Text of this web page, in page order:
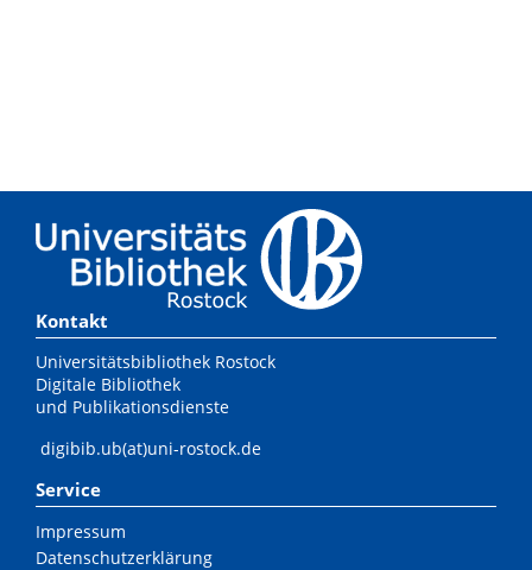
Kontakt
Universitätsbibliothek Rostock
Digitale Bibliothek
und Publikationsdienste
digibib.ub(at)uni-rostock.de
Service
Impressum
Datenschutzerklärung